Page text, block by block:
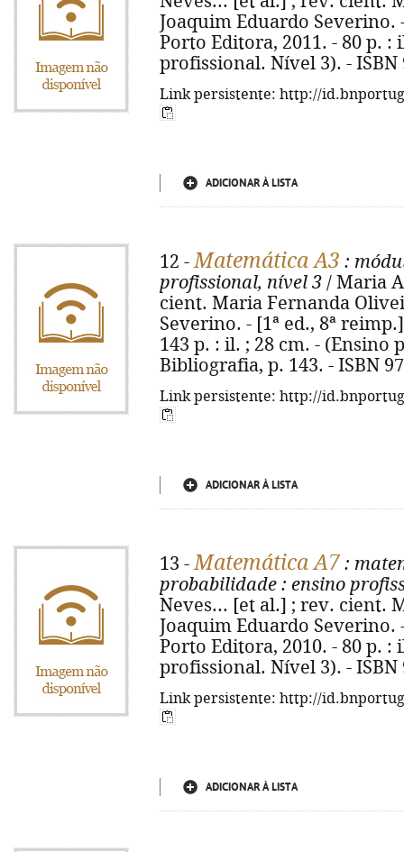
Joaquim Eduardo Severino.
Porto Editora, 2011. - 80 p. :
profissional. Nível 3). - ISBN
Link persistente: http://
ADICIONAR À LISTA
12 -Matemática A3 :
profissional, nível 3 / Maria
cient. Maria Fernanda
Severino. - [1ª ed., 8ª
143 p. : il. ; 28 cm. - (Ensino
Bibliografia, p. 143. - ISBN
Link persistente: http://
ADICIONAR À LISTA
13 -Matemática A7 :
probabilidade : ensino
Neves... [et al.] ; rev. cient.
Joaquim Eduardo Severino.
Porto Editora, 2010. - 80 p. :
profissional. Nível 3). - ISBN
Link persistente: http://
ADICIONAR À LISTA